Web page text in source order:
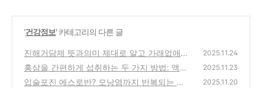
'건강정보' 카테고리의 다른 글
진해거담제 뜻과의미 제대로 알고 가래없애는
방법까지 정리
(0)
2025.11.24
홍삼을 간편하게 섭취하는 두 가지 방법: 액상
형 vs 진고형 비교
(0)
2025.11.23
입술포진 에스로반? 모낭염까지 반복되는 분
2025.11.20